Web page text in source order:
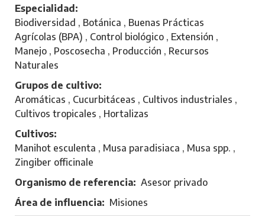
O
l
v
e
a
,
N
l
i
Especialidad
Biodiversidad , Botánica , Buenas Prácticas
Agrícolas (BPA) , Control biológico , Extensión ,
Manejo , Poscosecha , Producción , Recursos
Naturales
Grupos de cultivo
Aromáticas , Cucurbitáceas , Cultivos industriales ,
Cultivos tropicales , Hortalizas
Cultivos
Manihot esculenta , Musa paradisiaca , Musa spp. ,
Zingiber officinale
Organismo de referencia
Asesor privado
Área de influencia
Misiones